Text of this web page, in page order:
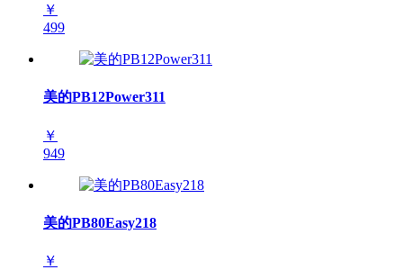
￥
499
美的PB12Power311
￥
949
美的PB80Easy218
￥